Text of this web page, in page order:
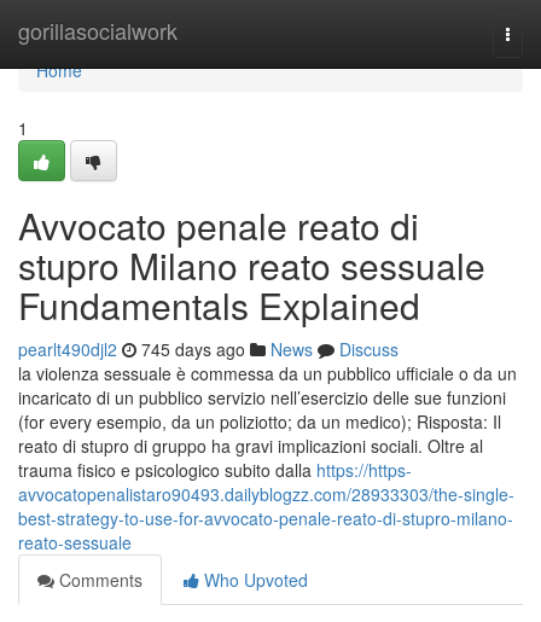
gorillasocialwork
Home
Home
1
Avvocato penale reato di
stupro Milano reato sessuale
Fundamentals Explained
pearlt490djl2 745 days ago News
Discuss
la violenza sessuale è commessa da un pubblico ufficiale o da un
incaricato di un pubblico servizio nell’esercizio delle sue funzioni
(for every esempio, da un poliziotto; da un medico); Risposta: Il
reato di stupro di gruppo ha gravi implicazioni sociali. Oltre al
trauma fisico e psicologico subito dalla https://https-
avvocatopenalistaro90493.dailyblogzz.com/28933303/the-single-
best-strategy-to-use-for-avvocato-penale-reato-di-stupro-milano-
reato-sessuale
Comments
Who Upvoted